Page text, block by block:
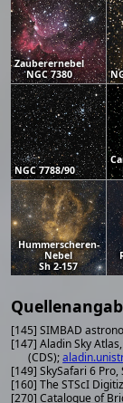
Zauberernebel
NGC 7380
NGC 7788/90
Hummerscheren-
Nebel
Sh 2-157
[145] SIMBAD
[147] Aladin Sky
(CDS);
[149] SkySafari 6
[160] The STScI
[270] Catalogue of